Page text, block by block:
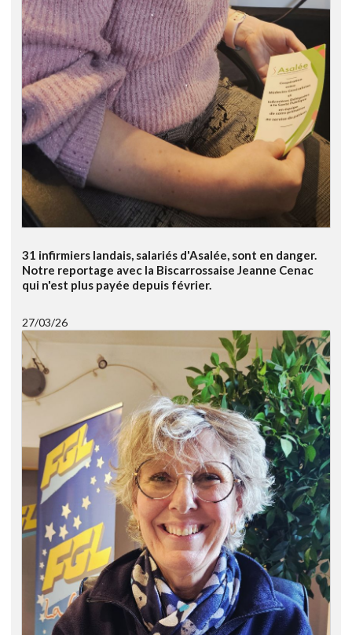
31 infirmiers landais, salariés d'Asalée, sont en danger.
Notre reportage avec la Biscarrossaise Jeanne Cenac
qui n'est plus payée depuis février.
27/03/26